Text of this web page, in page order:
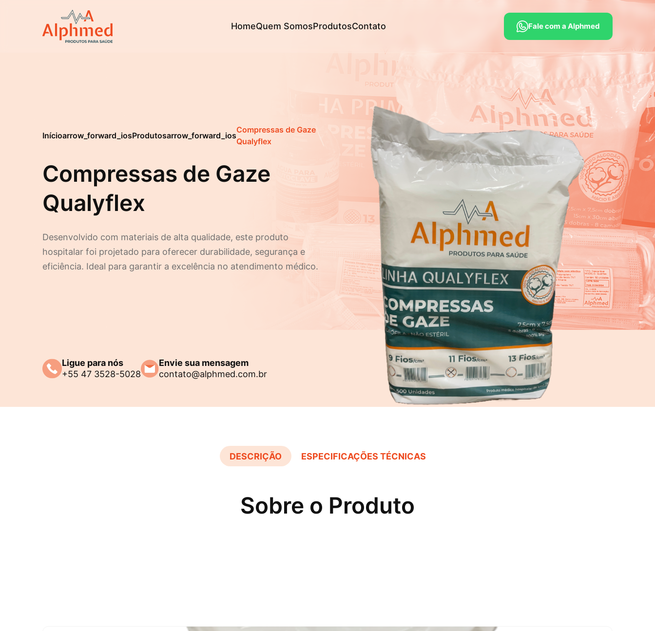
HomeQuem SomosProdutosContato Fale com a Alphmed
Inícioarrow_forward_iosProdutosarrow_forward_ios
Compressas de Gaze
Qualyflex
Compressas de Gaze
Qualyflex
Desenvolvido com materiais de alta qualidade, este produto
hospitalar foi projetado para oferecer durabilidade, segurança e
eficiência. Ideal para garantir a excelência no atendimento médico.
Ligue para nós
+55 47 3528-5028
Envie sua mensagem
contato@alphmed.com.br
DESCRIÇÃO ESPECIFICAÇÕES TÉCNICAS
Sobre o Produto